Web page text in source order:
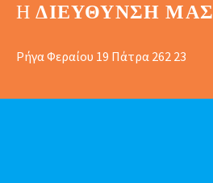
Η ΔΙΕΎΘΥΝΣΗ ΜΑΣ
Ρήγα Φεραίου 19 Πάτρα 262 23